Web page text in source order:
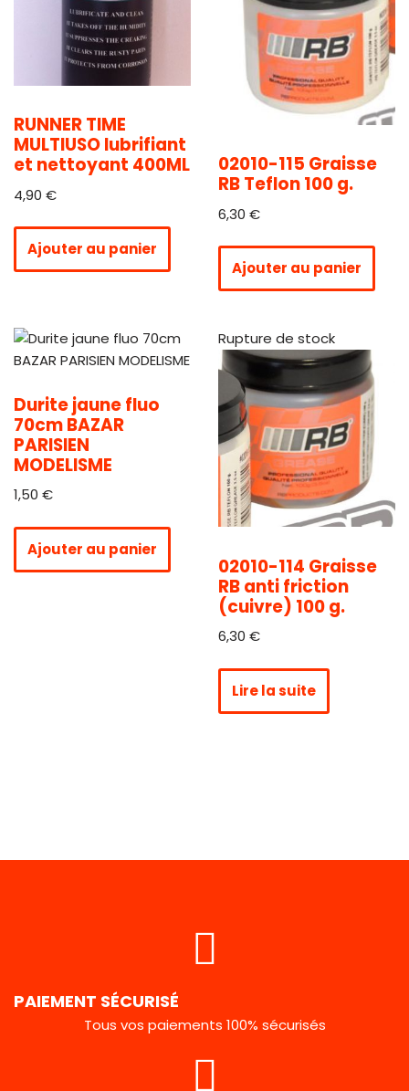
RUNNER TIME
MULTIUSO lubrifiant
et nettoyant 400ML
4,90 €
Ajouter au panier
02010-115 Graisse
RB Teflon 100 g.
6,30 €
Ajouter au panier
Durite jaune fluo
70cm BAZAR
PARISIEN
MODELISME
1,50 €
Ajouter au panier
Rupture de stock
02010-114 Graisse
RB anti friction
(cuivre) 100 g.
6,30 €
Lire la suite
PAIEMENT SÉCURISÉ
Tous vos paiements 100% sécurisés